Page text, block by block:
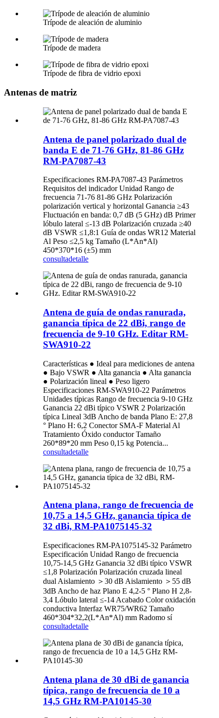
Trípode de aleación de aluminio
Trípode de madera
Trípode de fibra de vidrio epoxi
Antenas de matriz
Antena de panel polarizado dual de
banda E de 71-76 GHz, 81-86 GHz
RM-PA7087-43
Especificaciones RM-PA7087-43 Parámetros
Requisitos del indicador Unidad Rango de
frecuencia 71-76 81-86 GHz Polarización
polarización vertical y horizontal Ganancia ≥43
Fluctuación en banda: 0,7 dB (5 GHz) dB Primer
lóbulo lateral ≤-13 dB Polarización cruzada ≥40
dB VSWR ≤1,8:1 Guía de ondas WR12 Material
Al Peso ≤2,5 kg Tamaño (L*An*Al)
450*370*16 (±5) mm
consultadetalle
Antena de guía de ondas ranurada,
ganancia típica de 22 dBi, rango de
frecuencia de 9-10 GHz. Editar RM-
SWA910-22
Características ● Ideal para mediciones de antena
● Bajo VSWR ● Alta ganancia ● Alta ganancia
● Polarización lineal ● Peso ligero
Especificaciones RM-SWA910-22 Parámetros
Unidades típicas Rango de frecuencia 9-10 GHz
Ganancia 22 dBi típico VSWR 2 Polarización
típica Lineal 3dB Ancho de banda Plano E: 27,8
° Plano H: 6,2 Conector SMA-F Material Al
Tratamiento Óxido conductor Tamaño
260*89*20 mm Peso 0,15 kg Potencia...
consultadetalle
Antena plana, rango de frecuencia de
10,75 a 14,5 GHz, ganancia típica de
32 dBi, RM-PA1075145-32
Especificaciones RM-PA1075145-32 Parámetro
Especificación Unidad Rango de frecuencia
10,75-14,5 GHz Ganancia 32 dBi típico VSWR
≤1,8 Polarización Polarización cruzada lineal
dual Aislamiento ＞30 dB Aislamiento ＞55 dB
3dB Ancho de haz Plano E 4,2-5 ° Plano H 2,8-
3,4 Lóbulo lateral ≤-14 Acabado Color oxidación
conductiva Interfaz WR75/WR62 Tamaño
460*304*32,2(L*An*Al) mm Radomo sí
consultadetalle
Antena plana de 30 dBi de ganancia
típica, rango de frecuencia de 10 a
14,5 GHz RM-PA10145-30